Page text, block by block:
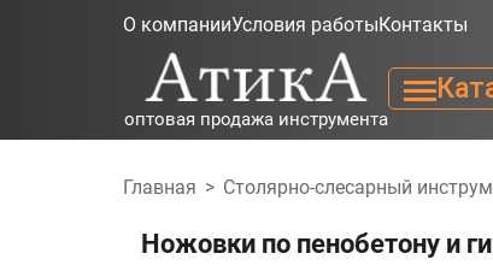
О компанииУсловия работыКонтакты
оптовая продажа инструмента
Главная > Столярно-слесарный
Ножовки по пенобетону и